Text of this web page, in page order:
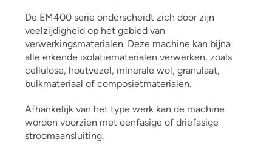
De EM400 serie onderscheidt zich door zijn
veelzijdigheid op het gebied van
verwerkingsmaterialen. Deze machine kan bijna
alle erkende isolatiematerialen verwerken, zoals
cellulose, houtvezel, minerale wol, granulaat,
bulkmateriaal of composietmaterialen.
Afhankelijk van het type werk kan de machine
worden voorzien met eenfasige of driefasige
stroomaansluiting.